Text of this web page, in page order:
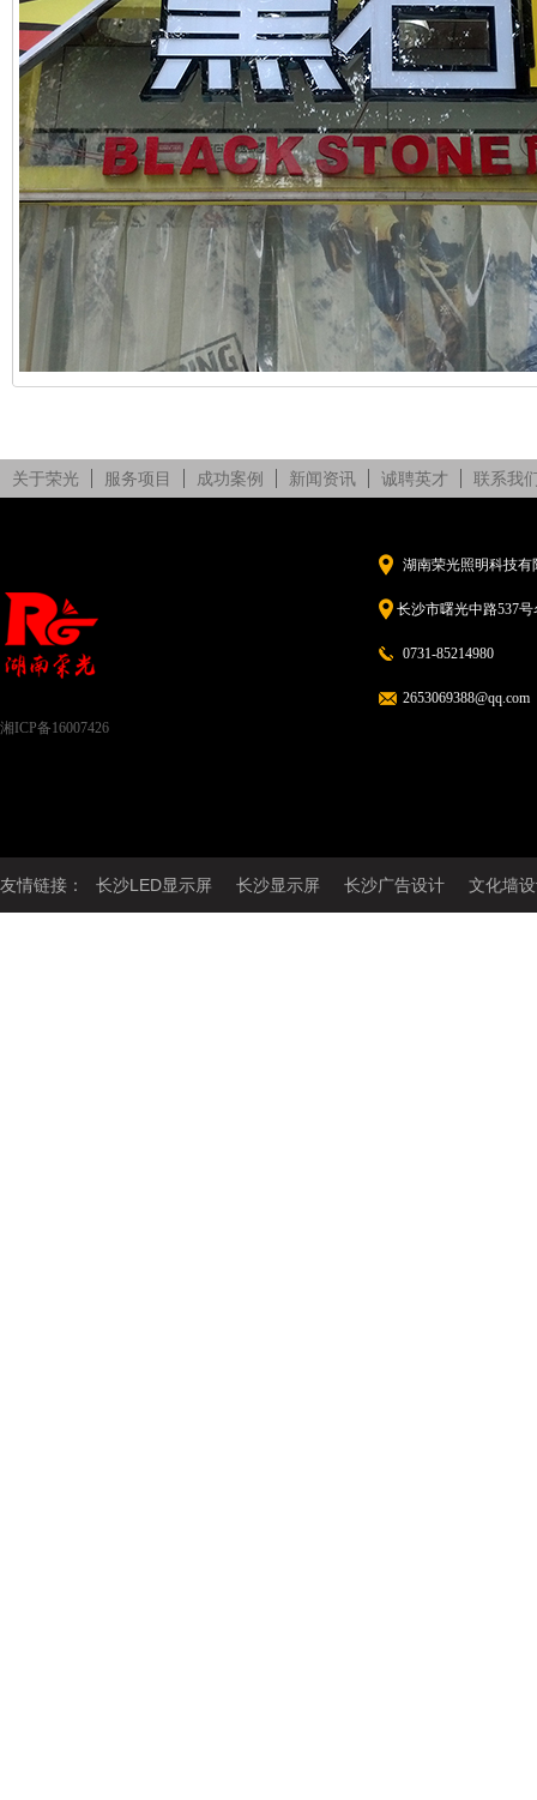
关于荣光 服务项目 成功案例 新闻资讯 诚聘英才 联系我
湘ICP备16007426
湖南荣光照明科技有
长沙市曙光中路537
0731-85214980
2653069388@qq.com
友情链接： 长沙LED显示屏 长沙显示屏 长沙广告设计 文化墙